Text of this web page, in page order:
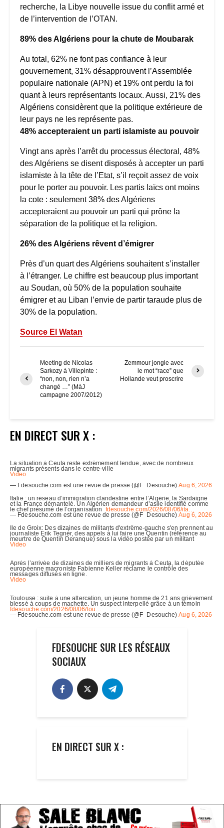
recherche, la Libye nouvelle issue du conflit armé et
de l’intervention de l’OTAN.
89% des Algériens pour la chute de Moubarak
Au total, 62% ne font pas confiance à leur
gouvernement, 31% désapprouvent l’Assemblée
populaire nationale (APN) et 19% ont perdu la foi
quant à leurs représentants locaux. Aussi, 21% des
Algériens considèrent que la politique extérieure de
leur pays ne les représente pas.
48% accepteraient un parti islamiste au pouvoir
Vingt ans après l’arrêt du processus électoral, 48%
des Algériens se disent disposés à accepter un parti
islamiste à la tête de l’Etat, s’il reçoit assez de voix
pour le porter au pouvoir. Les partis laïcs ont moins
la cote : seulement 38% des Algériens
accepteraient au pouvoir un parti qui prône la
séparation de la politique et la religion.
26% des Algériens rêvent d’émigrer
Près d’un quart des Algériens souhaitent s’installer
à l’étranger. Le chiffre est beaucoup plus important
au Soudan, où 50% de la population souhaite
émigrer et au Liban l’envie de partir taraude plus de
30% de la population.
Source El Watan
Meeting de Nicolas
Sarkozy à Villepinte :
“non, non, rien n’a
changé …” (MàJ
campagne 2007/2012)
Zemmour jongle avec
le mot “race” que
Hollande veut proscrire
EN DIRECT SUR X :
FDESOUCHE SUR LES RÉSEAUX
SOCIAUX
EN DIRECT SUR X :